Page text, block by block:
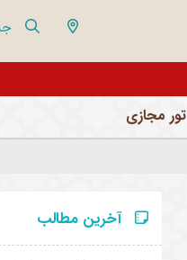
تور مجازی
آخرین مطالب